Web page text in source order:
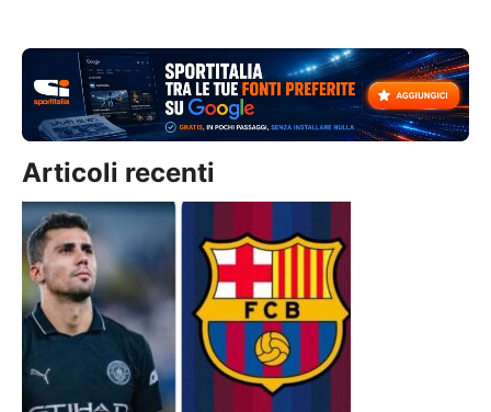
Articoli recenti